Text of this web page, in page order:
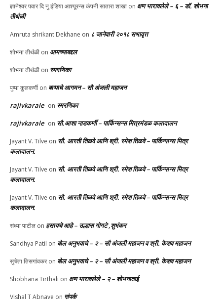
ज्ञानेश्वर पवार दि नु इंडिया आश्यूरन्स कंपनी सातारा शाखा on क्षण भारावलेले – ६ – डॉ. शोभना
तीर्थळी
Amruta shrikant Dekhane on ८ जानेवारी २०१८ सभावृत्त
शोभना तीर्थळी on आमच्याबद्दल
शोभना तीर्थळी on स्मरणिका
पुष्पा कुलकर्णी on बाप्पाचे आगमन – सौ अंजली महाजन
rajivkarale on स्मरणिका
rajivkarale on सौ.आशा नाडकर्णी – पार्किन्सन्स मित्रमंडळ कलादालन
Jayant V. Tilve on सौ. आरती तिळवे आणि श्री. रमेश तिळवे – पार्किन्सन्स मित्र
कलादालन.
Jayant V. Tilve on सौ. आरती तिळवे आणि श्री. रमेश तिळवे – पार्किन्सन्स मित्र
कलादालन.
Jayant V. Tilve on सौ. आरती तिळवे आणि श्री. रमेश तिळवे – पार्किन्सन्स मित्र
कलादालन.
संध्या पाटील on हसायचे आहे – उल्हास गोगटे ,शुभंकर
Sandhya Patil on बोल अनुभवाचे – २ – सौ अंजली महाजन व श्री. केशव महाजन
सुचेता तिसगांवकरon बोल अनुभवाचे – २ – सौ अंजली महाजन व श्री. केशव महाजन
Shobhana Tirthali on क्षण भारावलेले – २ – शोभनाताई
Vishal T Abnave on संपर्क